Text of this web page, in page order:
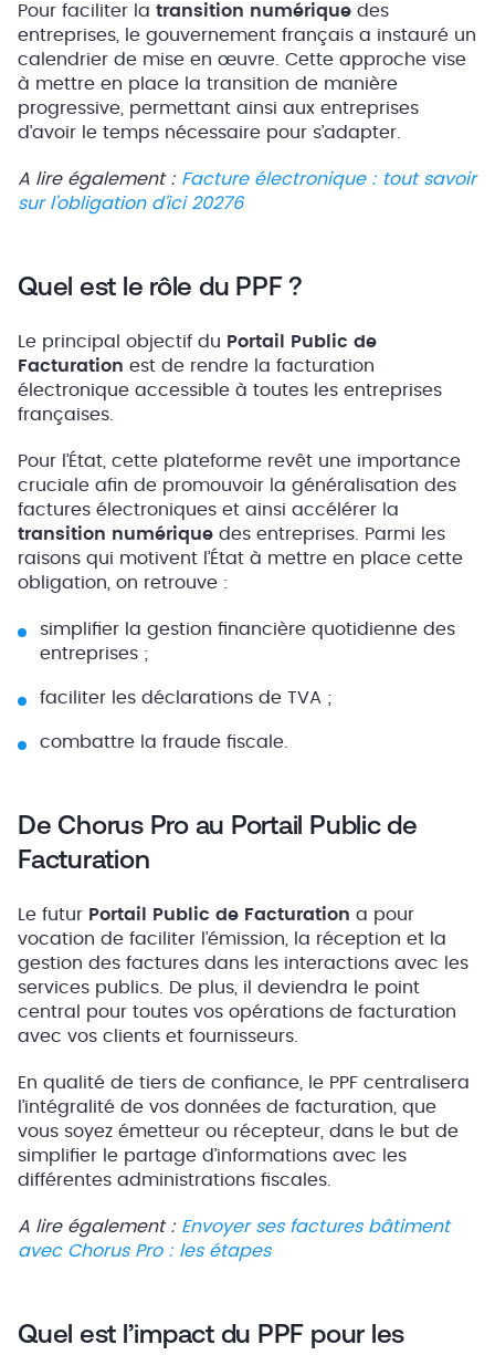
Pour faciliter la transition numérique des
entreprises, le gouvernement français a instauré un
calendrier de mise en œuvre. Cette approche vise
à mettre en place la transition de manière
progressive, permettant ainsi aux entreprises
d’avoir le temps nécessaire pour s’adapter.
A lire également : Facture électronique : tout savoir
sur l’obligation d’ici 20276
Quel est le rôle du PPF ?
Le principal objectif du Portail Public de
Facturation est de rendre la facturation
électronique accessible à toutes les entreprises
françaises.
Pour l’État, cette plateforme revêt une importance
cruciale afin de promouvoir la généralisation des
factures électroniques et ainsi accélérer la
transition numérique des entreprises. Parmi les
raisons qui motivent l’État à mettre en place cette
obligation, on retrouve :
simplifier la gestion financière quotidienne des
entreprises ;
faciliter les déclarations de TVA ;
combattre la fraude fiscale.
De Chorus Pro au Portail Public de
Facturation
Le futur Portail Public de Facturation a pour
vocation de faciliter l’émission, la réception et la
gestion des factures dans les interactions avec les
services publics. De plus, il deviendra le point
central pour toutes vos opérations de facturation
avec vos clients et fournisseurs.
En qualité de tiers de confiance, le PPF centralisera
l’intégralité de vos données de facturation, que
vous soyez émetteur ou récepteur, dans le but de
simplifier le partage d’informations avec les
différentes administrations fiscales.
A lire également : Envoyer ses factures bâtiment
avec Chorus Pro : les étapes
Quel est l’impact du PPF pour les